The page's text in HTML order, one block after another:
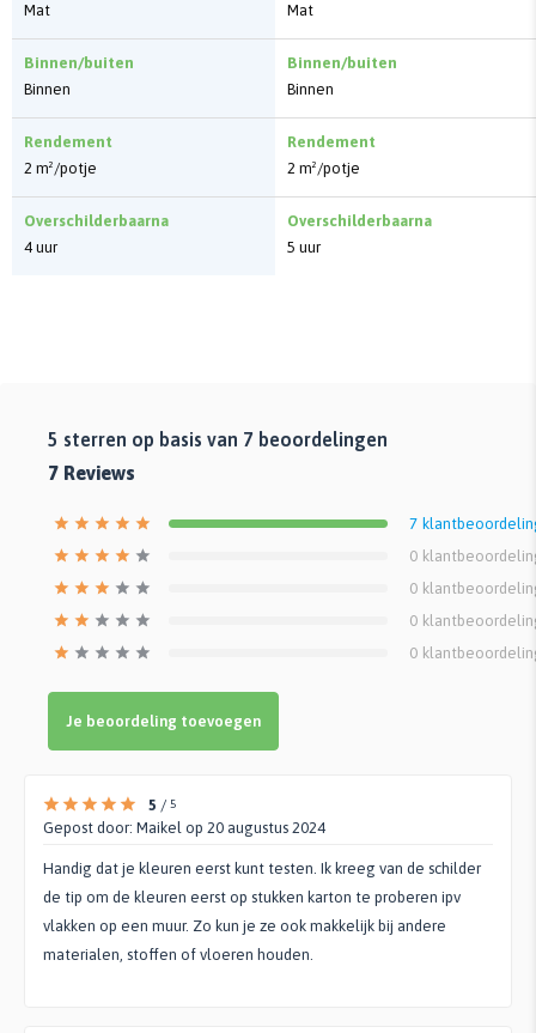
Mat
Binnen/buiten
Binnen
Rendement
2 m²/potje
Overschilderbaarna
4 uur
Mat
Binnen/buiten
Binnen
Rendement
2 m²/potje
Overschilderbaarna
5 uur
5 sterren op basis van 7 beoordelingen
7 Reviews
7
0
0
0
0
Je beoordeling toevoegen
5 / 5
Gepost door: Maikel op 20 augustus 2024
Handig dat je kleuren eerst kunt testen. Ik kreeg van de schilder
de tip om de kleuren eerst op stukken karton te proberen ipv
vlakken op een muur. Zo kun je ze ook makkelijk bij andere
materialen, stoffen of vloeren houden.